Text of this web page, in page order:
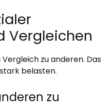
Vergleichen
zu anderen. Das
belasten.
zu